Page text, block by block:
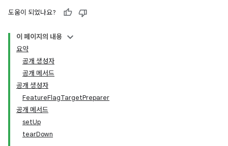
도움이 되었나요?
이 페이지의 내용
요약
공개 생성자
공개 메서드
공개 생성자
FeatureFlagTargetPreparer
공개 메서드
setUp
tearDown